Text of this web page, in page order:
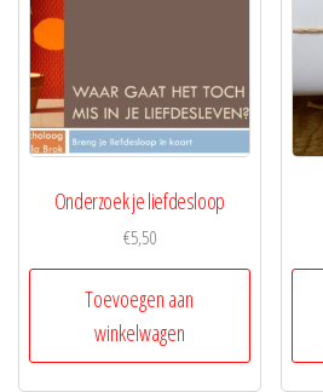
Onderzoek je liefdesloop
€5,50
Toevoegen aan
winkelwagen